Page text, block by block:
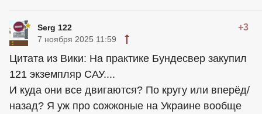
Serg 122 +3
7 ноября 2025 11:59
Цитата из Вики: На практике Бундесвер закупил
121 экземпляр САУ....
И куда они все двигаются? По кругу или вперёд/
назад? Я уж про сожжоные на Украине вообще